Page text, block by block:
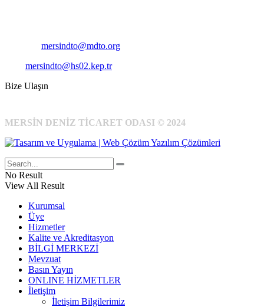
mersindto@mdto.org
mersindto@hs02.kep.tr
Bize Ulaşın
MERSİN DENİZ TİCARET ODASI © 2024
No Result
View All Result
Kurumsal
Üye
Hizmetler
Kalite ve Akreditasyon
BİLGİ MERKEZİ
Mevzuat
Basın Yayın
ONLINE HİZMETLER
İletişim
İletişim Bilgilerimiz